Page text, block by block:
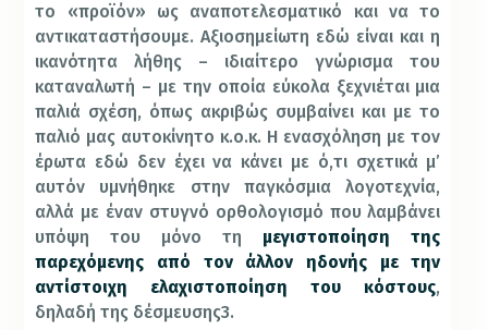
το «προϊόν» ως αναποτελεσματικό και να το
αντικαταστήσουμε. Αξιοσημείωτη εδώ είναι και η
ικανότητα λήθης – ιδιαίτερο γνώρισμα του
καταναλωτή – με την οποία εύκολα ξεχνιέται μια
παλιά σχέση, όπως ακριβώς συμβαίνει και με το
παλιό μας αυτοκίνητο κ.ο.κ. Η ενασχόληση με τον
έρωτα εδώ δεν έχει να κάνει με ό,τι σχετικά μ’
αυτόν υμνήθηκε στην παγκόσμια λογοτεχνία,
αλλά με έναν στυγνό ορθολογισμό που λαμβάνει
υπόψη του μόνο τη μεγιστοποίηση της
παρεχόμενης από τον άλλον ηδονής με την
αντίστοιχη ελαχιστοποίηση του κόστους,
δηλαδή της δέσμευσης3.